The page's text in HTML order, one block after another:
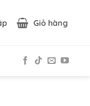
Giỏ hàng